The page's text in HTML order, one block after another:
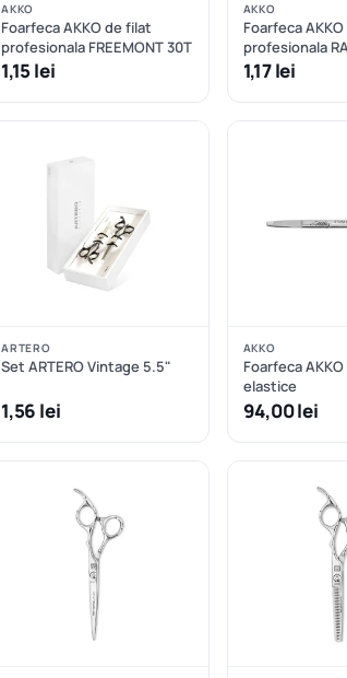
AKKO
Foarfeca AKKO de filat
profesionala FREEMONT 30T
1,15 lei
AKKO
Foarfeca
profesionala
curbata
1,17 lei
ARTERO
Set ARTERO Vintage 5.5"
1,56 lei
AKKO
Foarfeca
elastice
94,00 lei